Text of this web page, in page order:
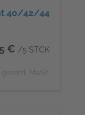
40/42/44
€ /5 STCK
gesetzl. MwSt.